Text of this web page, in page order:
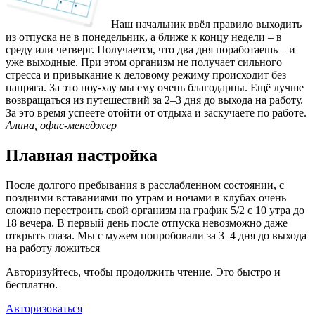
Наш начальник ввёл правило выходить
из отпуска не в понедельник, а ближе к концу недели – в
среду или четверг. Получается, что два дня поработаешь – и
уже выходные. При этом организм не получает сильного
стресса и привыкание к деловому режиму происходит без
напряга. За это ноу-хау мы ему очень благодарны. Ещё лучше
возвращаться из путешествий за 2–3 дня до выхода на работу.
За это время успеете отойти от отдыха и заскучаете по работе.
Алина, офис-менеджер
Плавная настройка
После долгого пребывания в расслабленном состоянии, с
поздними вставаниями по утрам и ночами в клубах очень
сложно перестроить свой организм на график 5/2 с 10 утра до
18 вечера. В первый день после отпуска невозможно даже
открыть глаза. Мы с мужем попробовали за 3–4 дня до выхода
на работу ложиться
Авторизуйтесь, чтобы продолжить чтение. Это быстро и
бесплатно.
Авторизоваться